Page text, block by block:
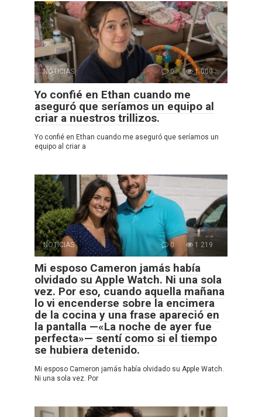
NOTICIAS 0 1 000
Yo confié en Ethan cuando me
aseguró que seríamos un equipo al
criar a nuestros trillizos.
Yo confié en Ethan cuando me aseguró que seríamos un
equipo al criar a
NOTICIAS 0 1 219
Mi esposo Cameron jamás había
olvidado su Apple Watch. Ni una sola
vez. Por eso, cuando aquella mañana
lo vi encenderse sobre la encimera
de la cocina y una frase apareció en
la pantalla —«La noche de ayer fue
perfecta»— sentí como si el tiempo
se hubiera detenido.
Mi esposo Cameron jamás había olvidado su Apple Watch.
Ni una sola vez. Por